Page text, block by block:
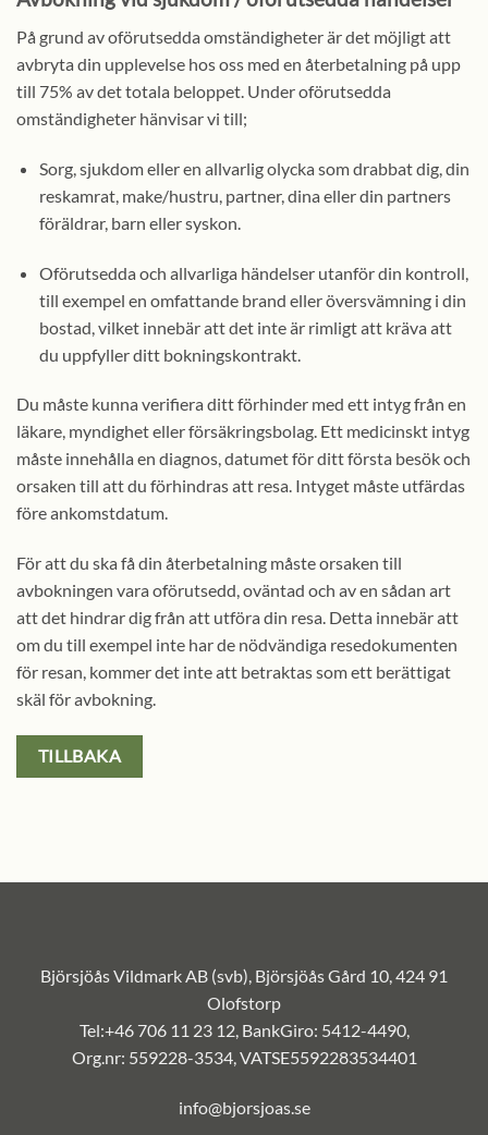
På grund av oförutsedda omständigheter är det möjligt att
avbryta din upplevelse hos oss med en återbetalning på upp
till 75% av det totala beloppet. Under oförutsedda
omständigheter hänvisar vi till;
Sorg, sjukdom eller en allvarlig olycka som drabbat dig, din
reskamrat, make/hustru, partner, dina eller din partners
föräldrar, barn eller syskon.
Oförutsedda och allvarliga händelser utanför din kontroll,
till exempel en omfattande brand eller översvämning i din
bostad, vilket innebär att det inte är rimligt att kräva att
du uppfyller ditt bokningskontrakt.
Du måste kunna verifiera ditt förhinder med ett intyg från en
läkare, myndighet eller försäkringsbolag. Ett medicinskt intyg
måste innehålla en diagnos, datumet för ditt första besök och
orsaken till att du förhindras att resa. Intyget måste utfärdas
före ankomstdatum.
För att du ska få din återbetalning måste orsaken till
avbokningen vara oförutsedd, oväntad och av en sådan art
att det hindrar dig från att utföra din resa. Detta innebär att
om du till exempel inte har de nödvändiga resedokumenten
för resan, kommer det inte att betraktas som ett berättigat
skäl för avbokning.
TILLBAKA
Björsjöås Vildmark AB (svb), Björsjöås Gård 10, 424 91
Olofstorp
Tel:+46 706 11 23 12, BankGiro: 5412-4490,
Org.nr: 559228-3534, VATSE5592283534401
info@bjorsjoas.se